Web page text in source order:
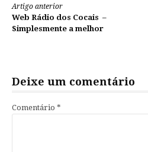
Continue
lendo
Artigo anterior
Web Rádio dos Cocais –
Simplesmente a melhor
Deixe um comentário
Comentário *